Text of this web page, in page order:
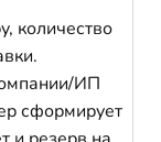
количество
ИП
сформирует